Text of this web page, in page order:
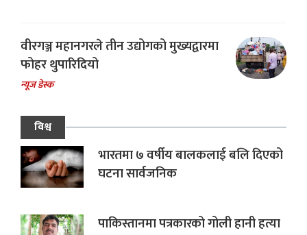
वीरगञ्ज महानगरले तीन उद्योगको मुख्यद्वारमा
फोहर थुपारिदियो
न्यूज डेस्क
विश्व
भारतमा ७ वर्षीय बालकलाई बलि दिएको
घटना सार्वजनिक
पाकिस्तानमा पत्रकारको गोली हानी हत्या